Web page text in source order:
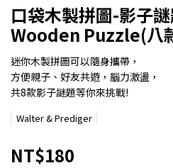
口袋木製拼圖-影子
Wooden Puzzle(八
迷你木製拼圖可以隨身攜帶，
方便親子、好友共遊，腦力激盪，
共8款影子謎題等你來挑戰!
Walter & Prediger
NT$180